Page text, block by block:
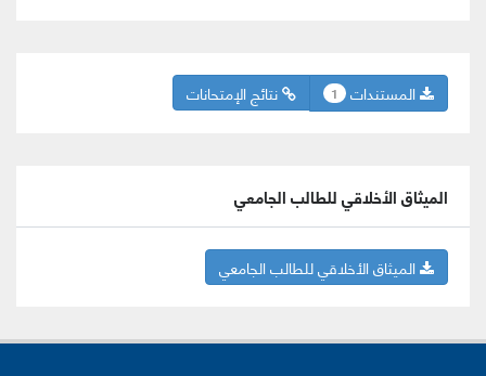
نتائج الإمتحانات المستندات 1
الميثاق الأخلاقي للطالب الجامعي
الميثاق الأخلاقي للطالب الجامعي